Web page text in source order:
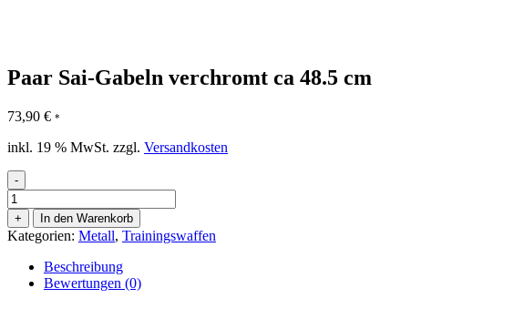
Paar Sai-Gabeln verchromt ca 48.5 cm
73,90 € *
inkl. 19 % MwSt. zzgl. Versandkosten
-
Paar
Sai-
Gabeln
verchromt
48.5
+ In den Warenkorb
Kategorien: Metall, Trainingswaffen
Beschreibung
Bewertungen (0)